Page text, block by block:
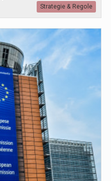
Strategie & Regole